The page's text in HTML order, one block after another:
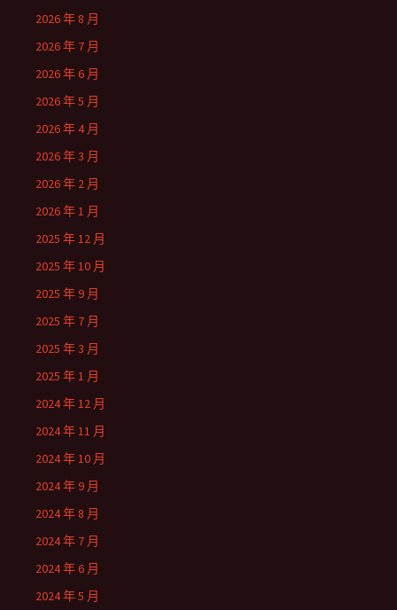
2026 年 8 月
2026 年 7 月
2026 年 6 月
2026 年 5 月
2026 年 4 月
2026 年 3 月
2026 年 2 月
2026 年 1 月
2025 年 12 月
2025 年 10 月
2025 年 9 月
2025 年 7 月
2025 年 3 月
2025 年 1 月
2024 年 12 月
2024 年 11 月
2024 年 10 月
2024 年 9 月
2024 年 8 月
2024 年 7 月
2024 年 6 月
2024 年 5 月